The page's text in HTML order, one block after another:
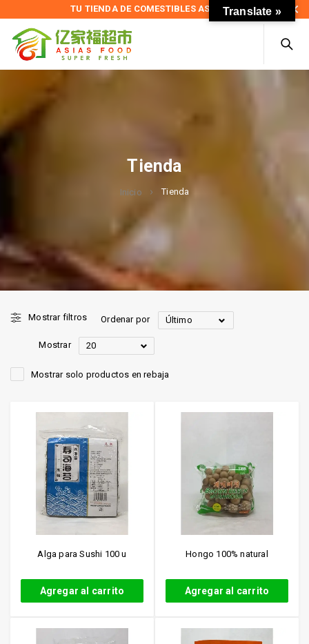
TU TIENDA DE COMESTIBLES ASIÁTICOS
Tienda
Inicio Tienda
Mostrar filtros Ordenar por Último
Mostrar solo productos en rebaja
Mostrar 20
Alga para Sushi 100 u
Agregar al carrito
Hongo 100% natural
Agregar al carrito
Translate »